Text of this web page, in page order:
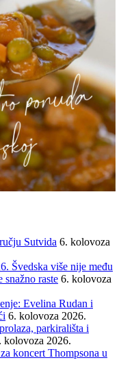
Sutvida 6. kolovoza
više nije među
raste 6. kolovoza
Evelina Rudan i
6. kolovoza 2026.
parkirališta i
kolovoza 2026.
koncert Thompsona u